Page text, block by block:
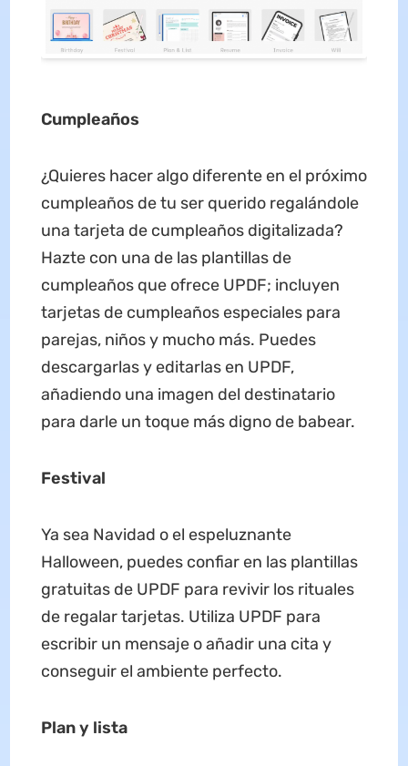
Cumpleaños
¿Quieres hacer algo diferente en el próximo
cumpleaños de tu ser querido regalándole
una tarjeta de cumpleaños digitalizada?
Hazte con una de las plantillas de
cumpleaños que ofrece UPDF; incluyen
tarjetas de cumpleaños especiales para
parejas, niños y mucho más. Puedes
descargarlas y editarlas en UPDF,
añadiendo una imagen del destinatario
para darle un toque más digno de babear.
Festival
Ya sea Navidad o el espeluznante
Halloween, puedes confiar en las plantillas
gratuitas de UPDF para revivir los rituales
de regalar tarjetas. Utiliza UPDF para
escribir un mensaje o añadir una cita y
conseguir el ambiente perfecto.
Plan y lista